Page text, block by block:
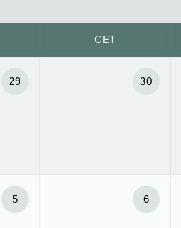
CET
29 30
5 6